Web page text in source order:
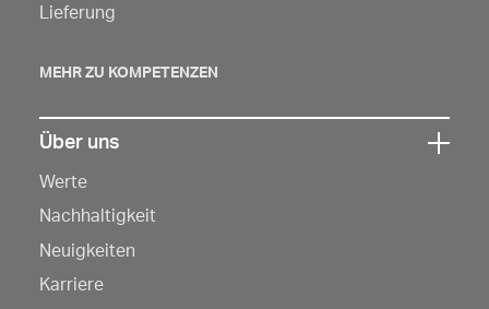
Lieferung
MEHR ZU KOMPETENZEN
Sie
hier,
um
die
Über uns
Werte
Nachhaltigkeit
Neuigkeiten
Karriere